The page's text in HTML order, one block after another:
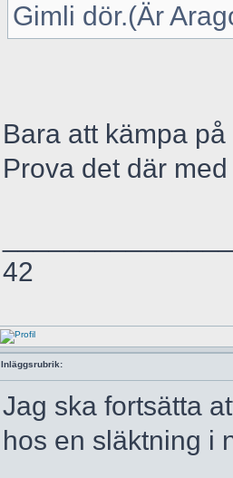
Gimli dör.(Är
Bara att kämpa på
Prova det där
42
Inläggsrubrik:
Jag ska fortsätta
hos en släktning i